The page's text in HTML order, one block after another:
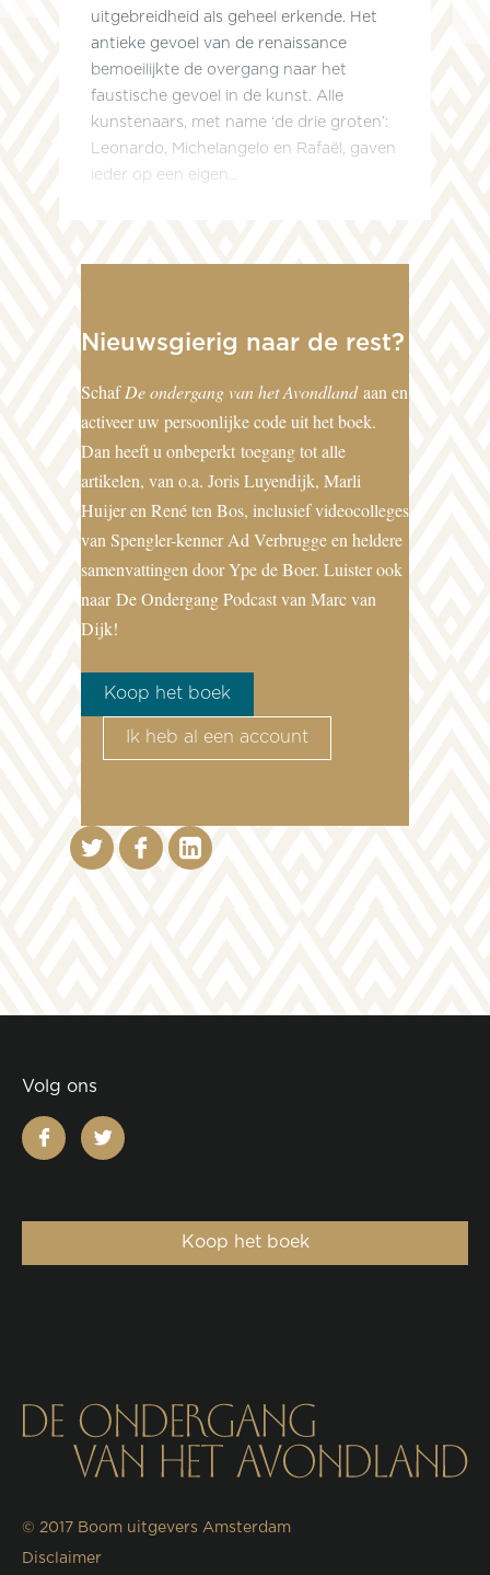
uitgebreidheid als geheel erkende. Het
antieke gevoel van de renaissance
bemoeilijkte de overgang naar het
faustische gevoel in de kunst. Alle
kunstenaars, met name ‘de drie groten’:
Leonardo, Michelangelo en Rafaël, gaven
ieder op een eigen...
Nieuwsgierig naar de rest?
SchafDe ondergang van het Avondlandaan en
activeer uw persoonlijke code uit het boek.
Dan heeft u onbeperkt toegang tot alle
artikelen, van o.a. Joris Luyendijk, Marli
Huijer en René ten Bos, inclusief videocolleges
van Spengler-kenner Ad Verbrugge en heldere
samenvattingen door Ype de Boer. Luister ook
naar De Ondergang Podcast van Marc van
Dijk!
Koop het boek
Ik heb al een account
Volg ons
facebooktwitter
Koop het boek
© 2017 Boom uitgevers Amsterdam
Disclaimer